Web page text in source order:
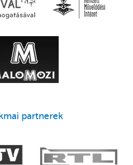
partnerek